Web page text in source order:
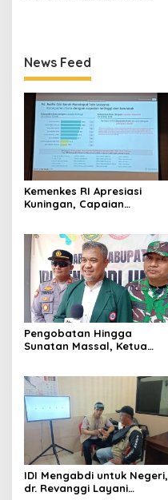
News Feed
Kemenkes RI Apresiasi
Kuningan, Capaian
Pengobatan Hingga
Sunatan Massal, Ketua
Layanan Kesehatan Gratis
di Cibingbin
IDI Mengabdi untuk Negeri,
dr. Revanggi Layani